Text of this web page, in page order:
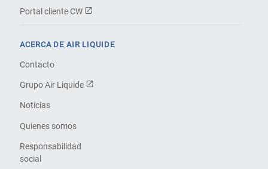
Portal cliente CW
ACERCA DE AIR LIQUIDE
Contacto
Grupo Air Liquide
Noticias
Quienes somos
Responsabilidad
social